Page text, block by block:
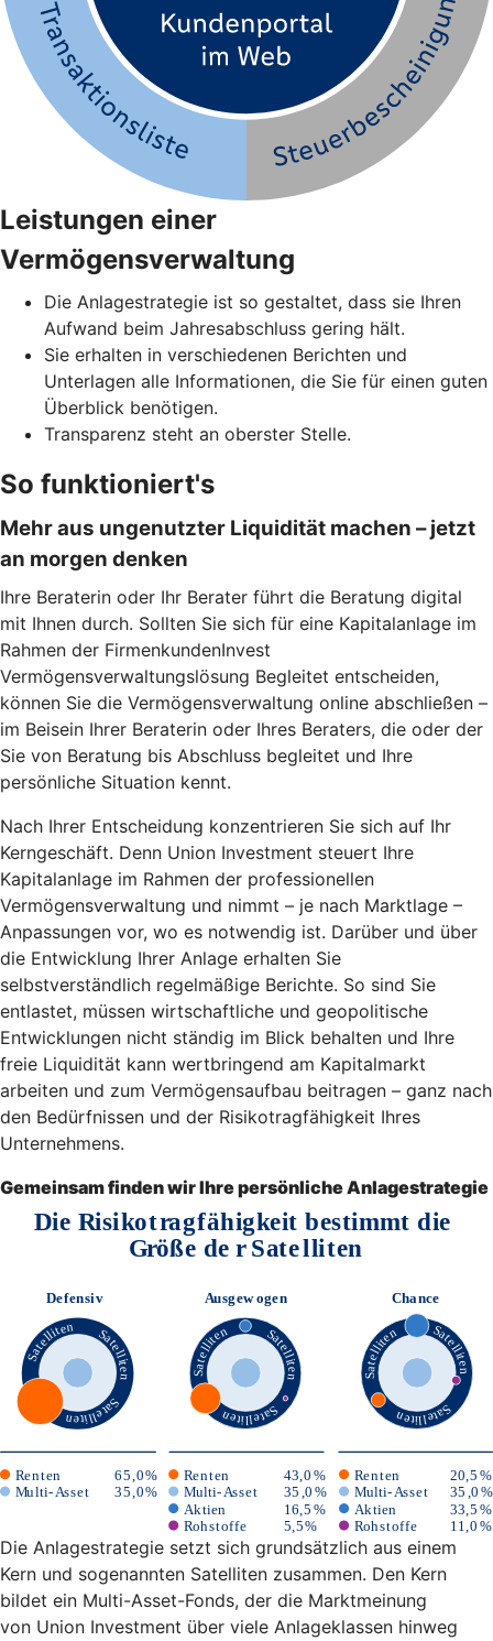
Leistungen einer
Vermögensverwaltung
Die Anlagestrategie ist so gestaltet, dass sie Ihren
Aufwand beim Jahresabschluss gering hält.
Sie erhalten in verschiedenen Berichten und
Unterlagen alle Informationen, die Sie für einen guten
Überblick benötigen.
Transparenz steht an oberster Stelle.
So funktioniert's
Mehr aus ungenutzter Liquidität machen – jetzt
an morgen denken
Ihre Beraterin oder Ihr Berater führt die Beratung digital
mit Ihnen durch. Sollten Sie sich für eine Kapitalanlage im
Rahmen der FirmenkundenInvest
Vermögensverwaltungslösung Begleitet entscheiden,
können Sie die Vermögensverwaltung online abschließen –
im Beisein Ihrer Beraterin oder Ihres Beraters, die oder der
Sie von Beratung bis Abschluss begleitet und Ihre
persönliche Situation kennt.
Nach Ihrer Entscheidung konzentrieren Sie sich auf Ihr
Kerngeschäft. Denn Union Investment steuert Ihre
Kapitalanlage im Rahmen der professionellen
Vermögensverwaltung und nimmt – je nach Marktlage –
Anpassungen vor, wo es notwendig ist. Darüber und über
die Entwicklung Ihrer Anlage erhalten Sie
selbstverständlich regelmäßige Berichte. So sind Sie
entlastet, müssen wirtschaftliche und geopolitische
Entwicklungen nicht ständig im Blick behalten und Ihre
freie Liquidität kann wertbringend am Kapitalmarkt
arbeiten und zum Vermögensaufbau beitragen – ganz nach
den Bedürfnissen und der Risikotragfähigkeit Ihres
Unternehmens.
Gemeinsam finden wir Ihre persönliche Anlagestrategie
Die Anlagestrategie setzt sich grundsätzlich aus einem
Kern und sogenannten Satelliten zusammen. Den Kern
bildet ein Multi-Asset-Fonds, der die Marktmeinung
von Union Investment über viele Anlageklassen hinweg